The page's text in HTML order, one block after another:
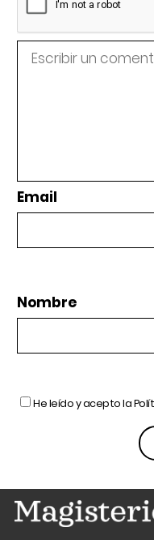
Email
Nombre
He leído y acepto la